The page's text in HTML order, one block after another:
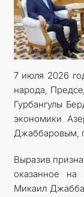
7 июля 2026
народа,
Гурбангулы
экономики
Джаббаровым,
Выразив
оказанное на
Микаил